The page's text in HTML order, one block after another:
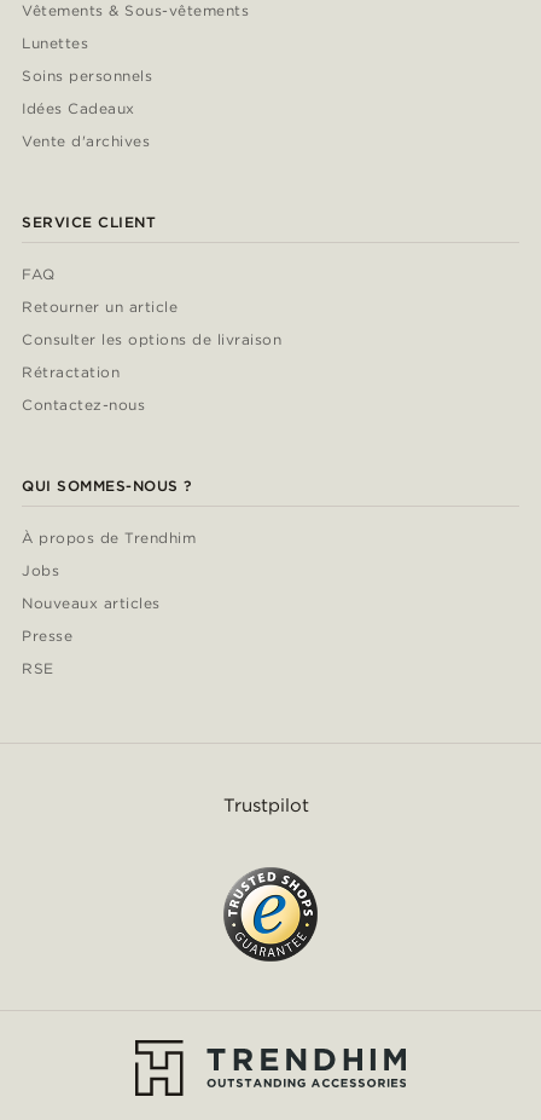
Vêtements & Sous-vêtements
Lunettes
Soins personnels
Idées Cadeaux
Vente d'archives
SERVICE CLIENT
FAQ
Retourner un article
Consulter les options de livraison
Rétractation
Contactez-nous
QUI SOMMES-NOUS ?
À propos de Trendhim
Jobs
Nouveaux articles
Presse
RSE
Trustpilot